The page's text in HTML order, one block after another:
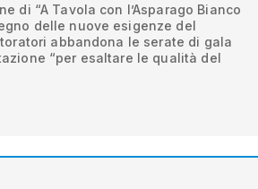
di “A Tavola con l’Asparago Bianco
delle nuove esigenze del
abbandona le serate di gala
“per esaltare le qualità del